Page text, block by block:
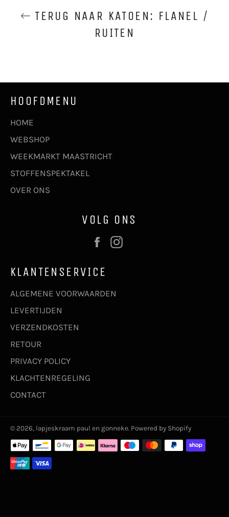
TERUG NAAR KATOEN: FLANEL /
RUITEN
HOOFDMENU
HOME
WEBSHOP
WEEKMARKT MAASTRICHT
STOFFENSPEKTAKEL
OVER ONS
VOLG ONS
Facebook
KLANTENSERVICE
ALGEMENE VOORWAARDEN
LEVERTIJDEN
VERZENDKOSTEN
RETOUR
PRIVACY POLICY
KLACHTENREGELING
CONTACT
© 2026, lapjeskraam paul en gonneke. Powered by Shopify
Betaalmethoden